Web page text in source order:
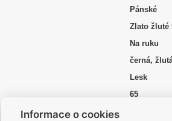
Pánské
Zlato žluté
Na ruku
černá,
Lesk
65
Informace o cookies